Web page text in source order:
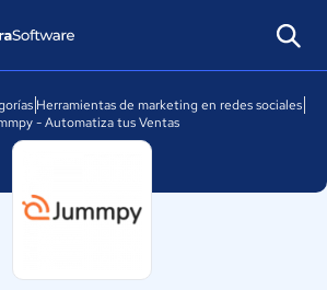
Herramientas de marketing en redes sociales
- Automatiza tus Ventas